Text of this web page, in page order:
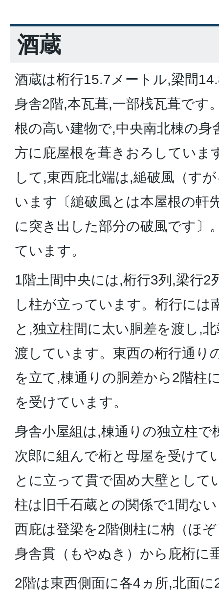
酒蔵
酒蔵は桁行15.7メートル,梁間
身舎2階,本瓦葺,一部桟瓦葺です
根の高い建物で,中央南北棟の身
方に庇屋根を葺きおろしていま
して,東西庇北端は,縋破風（す
います〔縋破風とは本屋根の軒
に突き出した部分の破風です〕
ています。
1階土間中央には,桁行3列,梁行2
し柱が立っています。桁行には
と,独立柱間に太い胴差を渡し,
渡しています。東西の桁行通り
を立て,棟通りの胴差から2階柱
を受けています。
身舎小屋組は,棟通りの独立柱で
次郎に組んで桁と母屋を受けて
とに立って貫で固め大壁として
柱は旧千石蔵との関係で1間な
西庇は登梁を2階側柱に枘（ほ
身舎貫（もやぬき）から庇桁に
2階は東西側面に各4ヵ所,北面